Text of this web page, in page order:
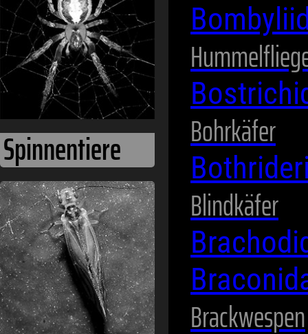
Staubläuse
Bohrkäfer
Blindkäfer
Brackwespen